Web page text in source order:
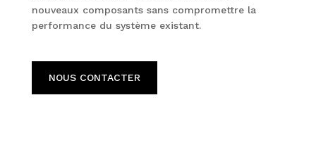
nouveaux composants sans compromettre la
performance du système existant.
NOUS CONTACTER